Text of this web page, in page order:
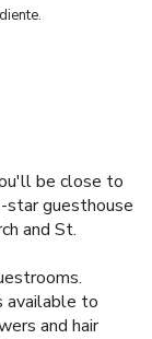
be close to
star guesthouse
and St.
available to
and hair